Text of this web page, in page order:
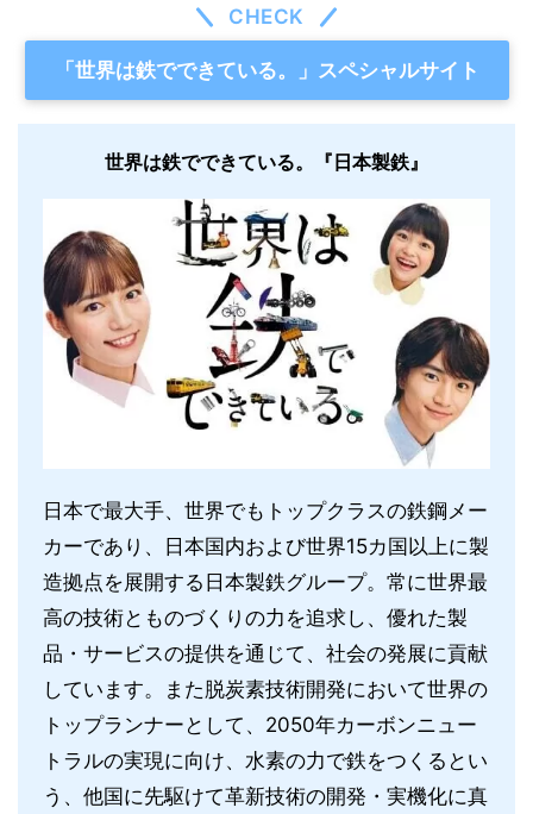
CHECK
「世界は鉄でできている。」スペシャルサイト
世界は鉄でできている。『日本製鉄』
日本で最大手、世界でもトップクラスの鉄鋼メー
カーであり、日本国内および世界15カ国以上に製
造拠点を展開する日本製鉄グループ。常に世界最
高の技術とものづくりの力を追求し、優れた製
品・サービスの提供を通じて、社会の発展に貢献
しています。また脱炭素技術開発において世界の
トップランナーとして、2050年カーボンニュー
トラルの実現に向け、水素の力で鉄をつくるとい
う、他国に先駆けて革新技術の開発・実機化に真